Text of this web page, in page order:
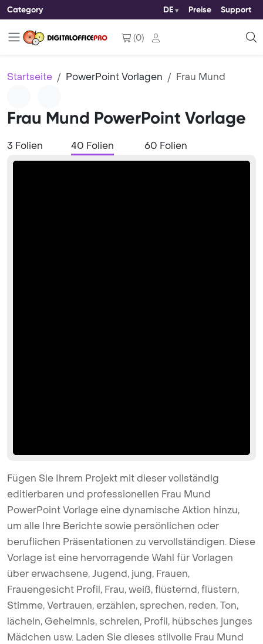
Category DE Preise Support
(0)
Startseite PowerPoint Vorlagen Frau Mund
Frau Mund PowerPoint Vorlage
3 Folien 40 Folien 60 Folien
Fügen Sie Ihrem Projekt mit dieser vollständig
editierbaren und professionellen Frau Mund
PowerPoint Vorlage eine dynamische Aktion hinzu,
um alle Ihre Berichte sowie persönlichen oder
beruflichen Präsentationen zu vervollständigen. Diese
Vorlage ist eine hervorragende Wahl für Vorlagen
über erwachsene, Jugend, jung, Frauen,
Frauengesicht Profil, Frau, weiß, flüsternd, flüstern,
Stimme, Vertrauen, erzählen, sprechen, reden, Ton,
lächeln, Geheimnis, schreien, Profil, hübsches junges
Mädchen usw. Laden Sie dieses stilvolle Frau Mund